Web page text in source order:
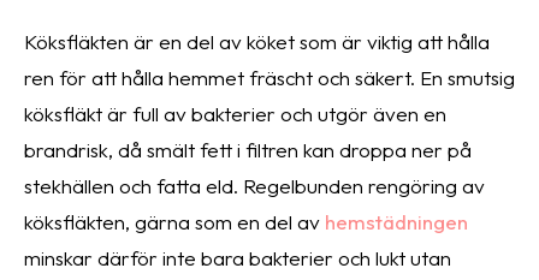
Köksfläkten är en del av köket som är viktig att hålla
ren för att hålla hemmet fräscht och säkert. En smutsig
köksfläkt är full av bakterier och utgör även en
brandrisk, då smält fett i filtren kan droppa ner på
stekhällen och fatta eld. Regelbunden rengöring av
köksfläkten, gärna som en del av hemstädningen
minskar därför inte bara bakterier och lukt utan